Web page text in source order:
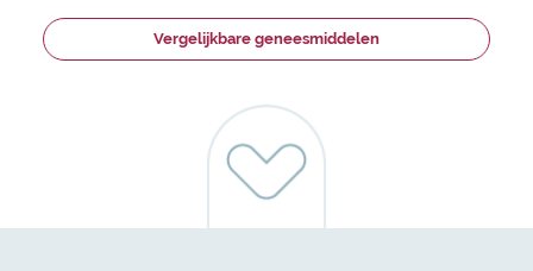
Vergelijkbare geneesmiddelen